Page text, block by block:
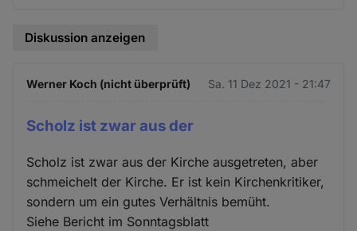
Diskussion anzeigen
Werner Koch (nicht überprüft) Sa. 11 Dez 2021 - 21:47
Scholz ist zwar aus der
Scholz ist zwar aus der Kirche ausgetreten, aber
schmeichelt der Kirche. Er ist kein Kirchenkritiker,
sondern um ein gutes Verhältnis bemüht.
Siehe Bericht im Sonntagsblatt